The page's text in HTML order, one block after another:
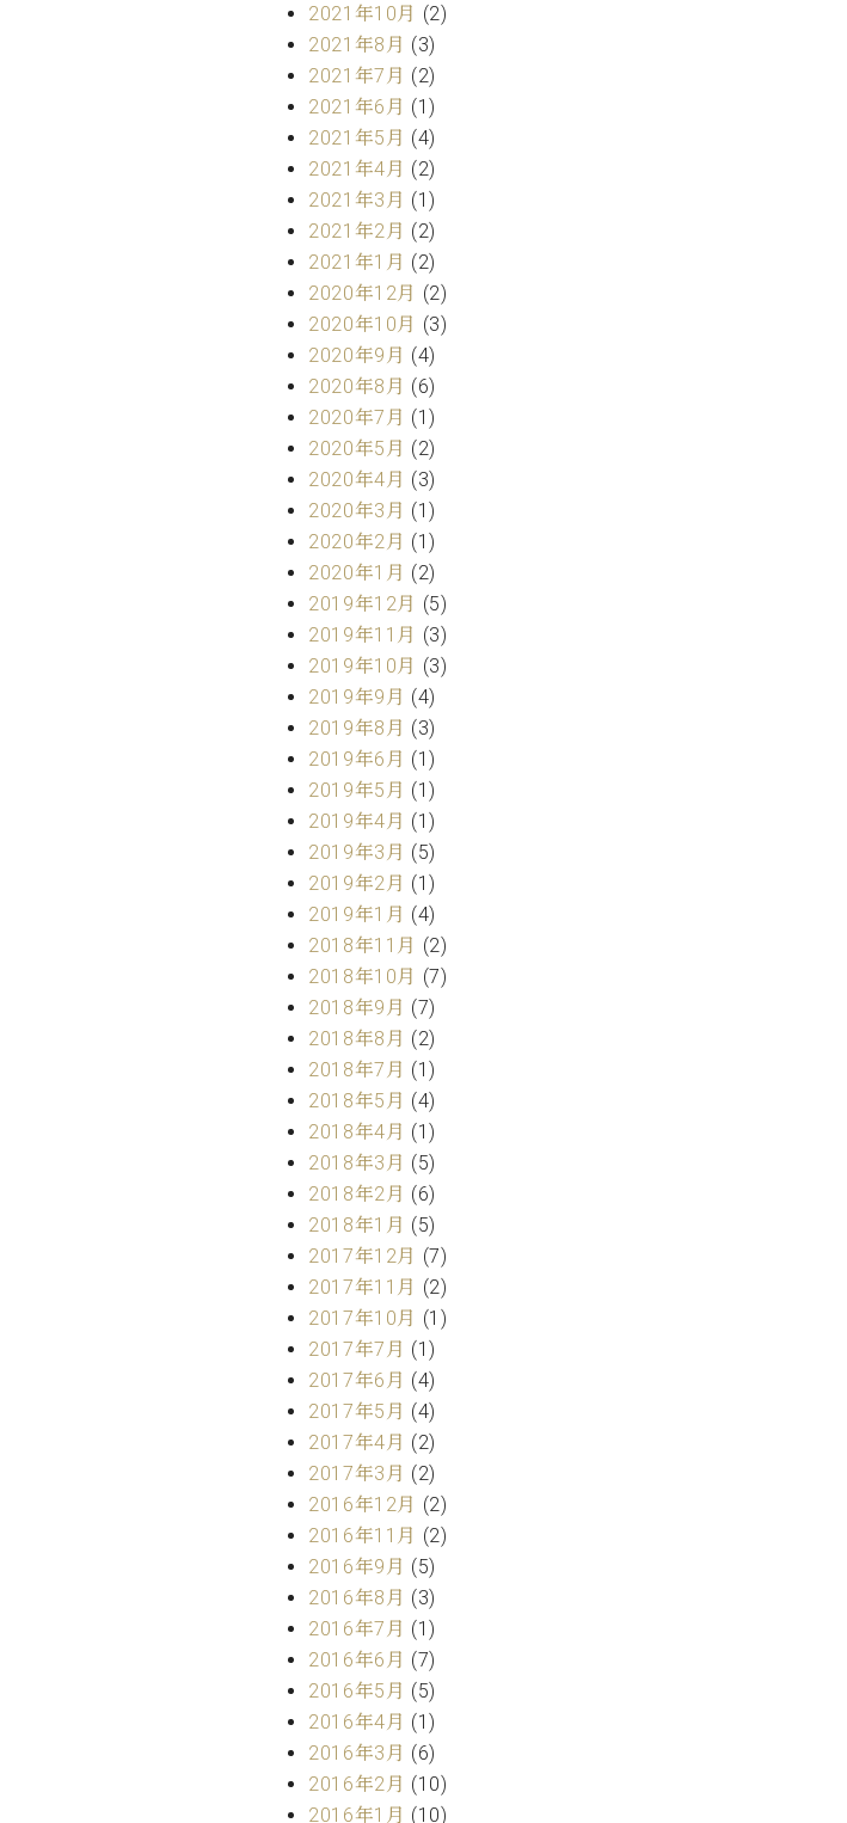
2021年10月 (2)
2021年8月 (3)
2021年7月 (2)
2021年6月 (1)
2021年5月 (4)
2021年4月 (2)
2021年3月 (1)
2021年2月 (2)
2021年1月 (2)
2020年12月 (2)
2020年10月 (3)
2020年9月 (4)
2020年8月 (6)
2020年7月 (1)
2020年5月 (2)
2020年4月 (3)
2020年3月 (1)
2020年2月 (1)
2020年1月 (2)
2019年12月 (5)
2019年11月 (3)
2019年10月 (3)
2019年9月 (4)
2019年8月 (3)
2019年6月 (1)
2019年5月 (1)
2019年4月 (1)
2019年3月 (5)
2019年2月 (1)
2019年1月 (4)
2018年11月 (2)
2018年10月 (7)
2018年9月 (7)
2018年8月 (2)
2018年7月 (1)
2018年5月 (4)
2018年4月 (1)
2018年3月 (5)
2018年2月 (6)
2018年1月 (5)
2017年12月 (7)
2017年11月 (2)
2017年10月 (1)
2017年7月 (1)
2017年6月 (4)
2017年5月 (4)
2017年4月 (2)
2017年3月 (2)
2016年12月 (2)
2016年11月 (2)
2016年9月 (5)
2016年8月 (3)
2016年7月 (1)
2016年6月 (7)
2016年5月 (5)
2016年4月 (1)
2016年3月 (6)
2016年2月 (10)
2016年1月 (10)